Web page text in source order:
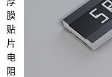
膜
贴
片
电
阻